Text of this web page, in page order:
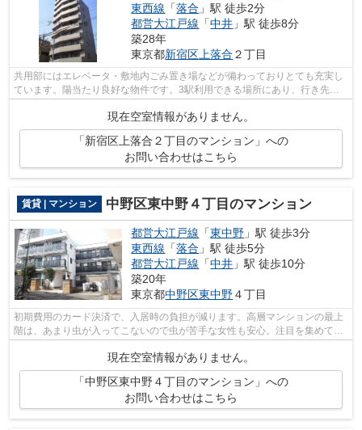
東西線 「落合 」駅 徒歩2分
都営大江戸線 「中井 」駅 徒歩8分
築28年
東京都新宿区 上落合 ２丁目
共用部にはエレベータ・敷地内ごみ置き場などが備わっておりとても充実し
ています。陽当たり良好な物件です。3駅利用できる場所にあり、行き先に
現在空室情報がありません。
「新宿区上落合２丁目のマンション」への
お問い合わせはこちら
賃貸 | マンション 中野区東中野４丁目のマンション
都営大江戸線 「東中野 」駅 徒歩3分
東西線 「落合 」駅 徒歩5分
都営大江戸線 「中井 」駅 徒歩10分
築20年
東京都中野区東中野４丁目
初期費用のカード決済で、入居時の負担が減ります。高層マンションの最上
階は、あまり虫が入ってこないので虫が苦手な女性も安心。注目を集めてい
現在空室情報がありません。
「中野区東中野４丁目のマンション」への
お問い合わせはこちら